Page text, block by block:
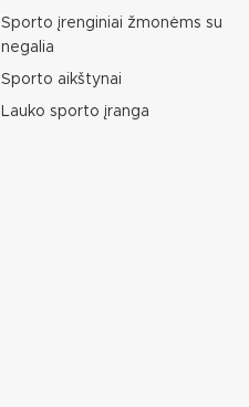
Sporto įrenginiai žmonėms su
negalia
Sporto aikštynai
Lauko sporto įranga